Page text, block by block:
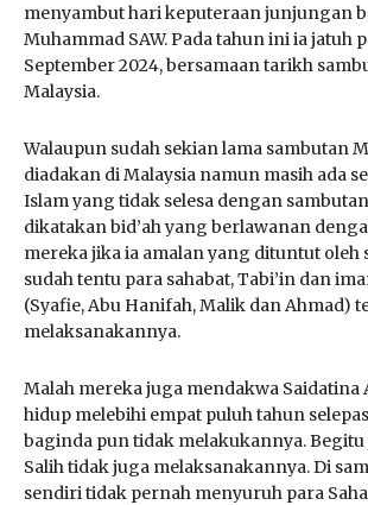
menyambut hari keputeraan junjungan
Muhammad SAW. Pada tahun ini ia jatuh
September 2024, bersamaan tarikh
Malaysia.
Walaupun sudah sekian lama sambutan
diadakan di Malaysia namun masih ada
Islam yang tidak selesa dengan
dikatakan bid’ah yang berlawanan
mereka jika ia amalan yang dituntut oleh
sudah tentu para sahabat, Tabi’in dan
(Syafie, Abu Hanifah, Malik dan Ahmad)
melaksanakannya.
Malah mereka juga mendakwa Saidatina
hidup melebihi empat puluh tahun
baginda pun tidak melakukannya. Begitu
Salih tidak juga melaksanakannya. Di
sendiri tidak pernah menyuruh para